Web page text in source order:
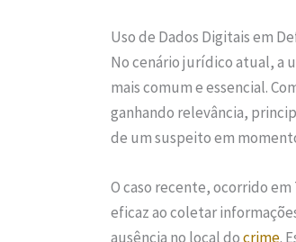
Uso de Dados Digitais em
No cenário jurídico atual, a
mais comum e essencial.
ganhando relevância,
de um suspeito em
O caso recente, ocorrido
eficaz ao coletar
ausência no local docrime.